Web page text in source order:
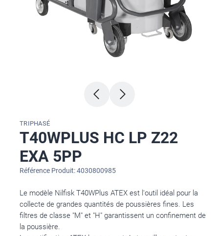
TRIPHASÉ
T40WPLUS HC LP Z22
EXA 5PP
Référence Produit: 4030800985
Le modèle Nilfisk T40WPlus ATEX est l'outil idéal pour la
collecte de grandes quantités de poussières fines. Les
filtres de classe "M" et "H" garantissent un confinement de
la poussière.